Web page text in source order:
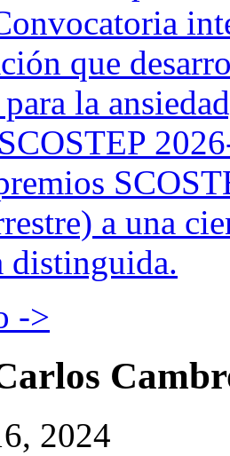
que
la
a una
distinguida.
->
2024